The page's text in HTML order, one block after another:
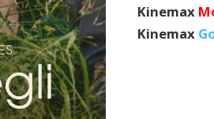
Kinemax
Kinemax